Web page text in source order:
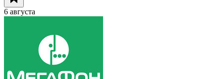
6 августа